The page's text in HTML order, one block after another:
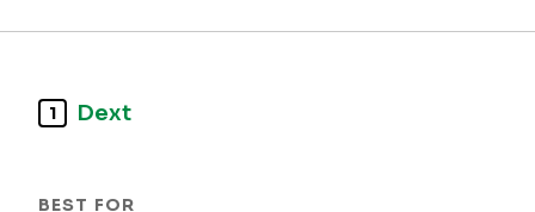
1 Dext